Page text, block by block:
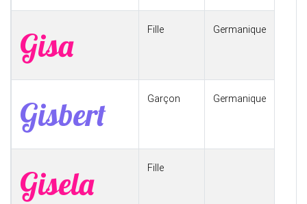
Gisa Fille Germanique
Gisbert Garçon Germanique
Gisela Fille